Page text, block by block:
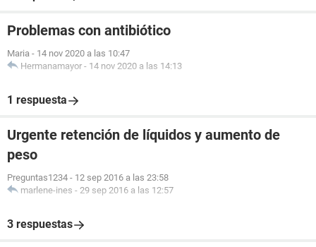
Problemas con antibiótico
Maria - 14 nov 2020 a las 10:47
Hermanamayor - 14 nov 2020 a las 14:13
1 respuesta
Urgente retención de líquidos y aumento de
peso
Preguntas1234 - 12 sep 2016 a las 23:58
marlene-ines - 29 sep 2016 a las 12:57
3 respuestas